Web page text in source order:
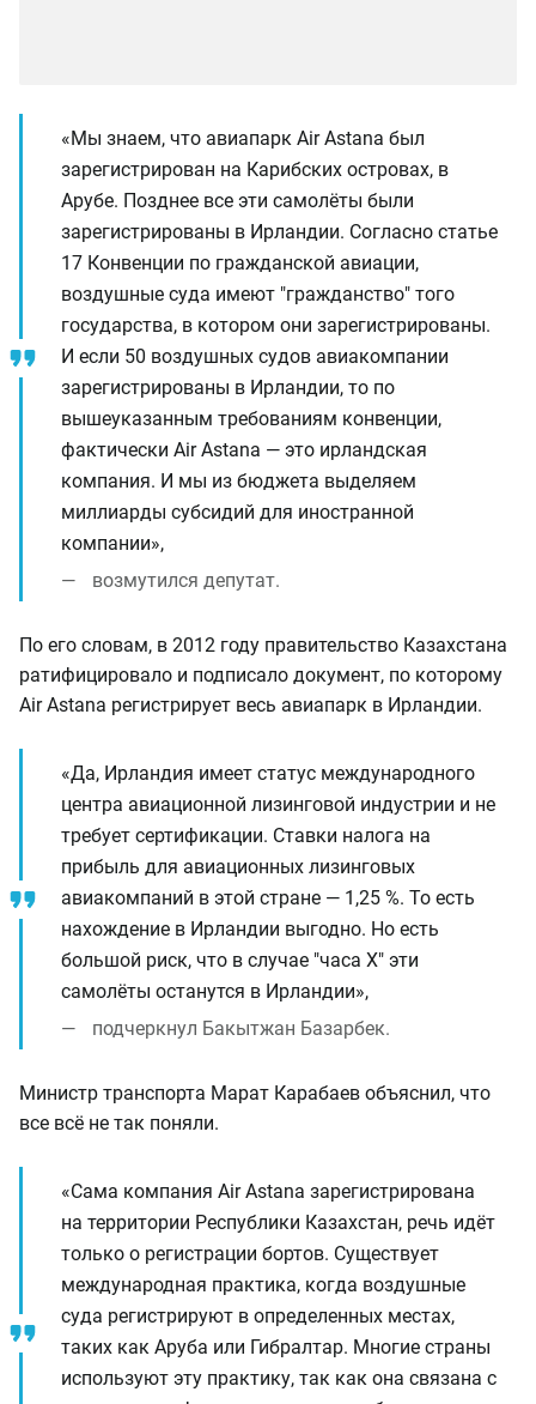
«Мы знаем, что авиапарк Air Astana был
зарегистрирован на Карибских островах, в
Арубе. Позднее все эти самолёты были
зарегистрированы в Ирландии. Согласно статье
17 Конвенции по гражданской авиации,
воздушные суда имеют "гражданство" того
государства, в котором они зарегистрированы.
И если 50 воздушных судов авиакомпании
зарегистрированы в Ирландии, то по
вышеуказанным требованиям конвенции,
фактически Air Astana — это ирландская
компания. И мы из бюджета выделяем
миллиарды субсидий для иностранной
компании»,
возмутился депутат.
По его словам, в 2012 году правительство Казахстана
ратифицировало и подписало документ, по которому
Air Astana регистрирует весь авиапарк в Ирландии.
«Да, Ирландия имеет статус международного
центра авиационной лизинговой индустрии и не
требует сертификации. Ставки налога на
прибыль для авиационных лизинговых
авиакомпаний в этой стране — 1,25 %. То есть
нахождение в Ирландии выгодно. Но есть
большой риск, что в случае "часа Х" эти
самолёты останутся в Ирландии»,
подчеркнул Бакытжан Базарбек.
Министр транспорта Марат Карабаев объяснил, что
все всё не так поняли.
«Сама компания Air Astana зарегистрирована
на территории Республики Казахстан, речь идёт
только о регистрации бортов. Существует
международная практика, когда воздушные
суда регистрируют в определенных местах,
таких как Аруба или Гибралтар. Многие страны
используют эту практику, так как она связана с